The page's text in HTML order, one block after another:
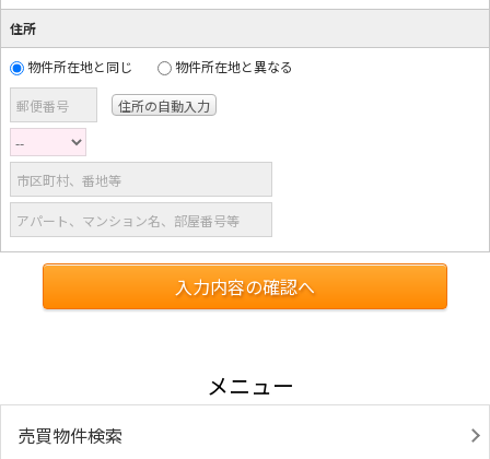
住所
物件所在地と同じ 物件所在地と異なる
郵便番号
市区町村、番地等
アパート、マンション名、部屋番号等
入力内容の確認へ
メニュー
売買物件検索